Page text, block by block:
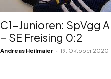
C1-Junioren: SpVgg
– SE Freising 0:2
Andreas Heilmaier - 19. Oktober 2020